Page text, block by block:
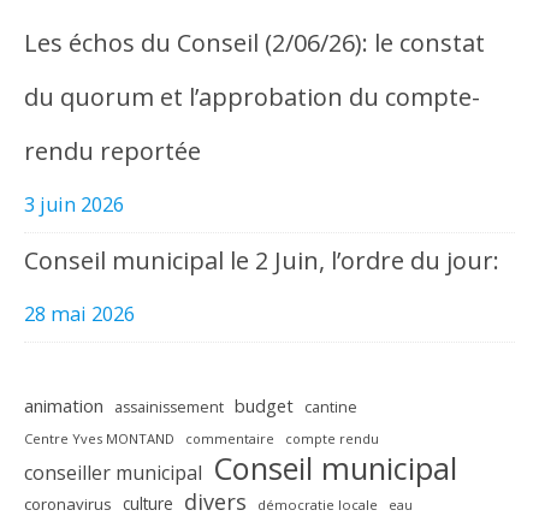
Les échos du Conseil (2/06/26): le constat
du quorum et l’approbation du compte-
rendu reportée
3 juin 2026
Conseil municipal le 2 Juin, l’ordre du jour:
28 mai 2026
animation assainissement budget cantine
Centre Yves MONTAND commentaire compte rendu
conseiller municipal Conseil municipal
coronavirus culture divers démocratie locale eau